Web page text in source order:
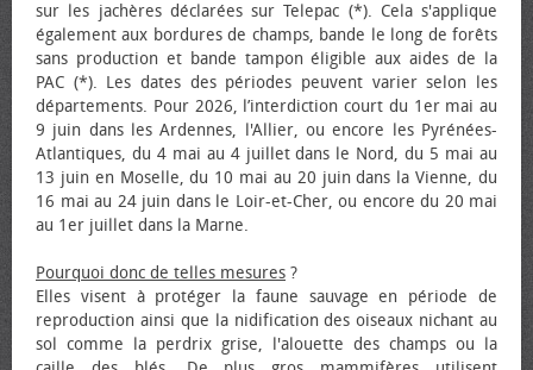
sur les jachères déclarées sur Telepac (*). Cela s'applique
également aux bordures de champs, bande le long de forêts
sans production et bande tampon éligible aux aides de la
PAC (*). Les dates des périodes peuvent varier selon les
départements. Pour 2026, l’interdiction court du 1er mai au
9 juin dans les Ardennes, l'Allier, ou encore les Pyrénées-
Atlantiques, du 4 mai au 4 juillet dans le Nord, du 5 mai au
13 juin en Moselle, du 10 mai au 20 juin dans la Vienne, du
16 mai au 24 juin dans le Loir-et-Cher, ou encore du 20 mai
au 1er juillet dans la Marne.
Pourquoi donc de telles mesures ?
Elles visent à protéger la faune sauvage en période de
reproduction ainsi que la nidification des oiseaux nichant au
sol comme la perdrix grise, l'alouette des champs ou la